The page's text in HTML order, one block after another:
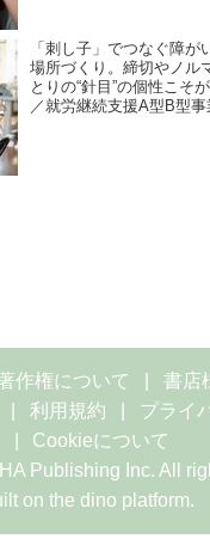
「刺し子」でつなぐ障が
場所づくり。締切やノル
とりの“針目”の個性こそ
／就労継続支援A型B型
作権について
書店
利用規約
プライ
Cookieについて
Publishing Inc. All
on the dino platform.